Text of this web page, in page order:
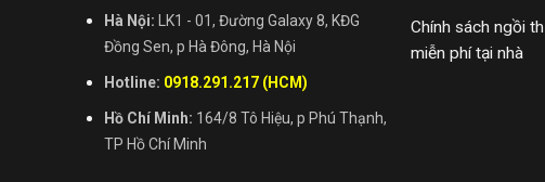
Lines : là những thanh màu sắc có chiều dài 28cm.
Canvas: là những tấm vuông màu sắc có cạnh
Tất cả các loại đèn Nanoleaf
1 là set chính bao gồm các miếng và nguồn, bộ
từ5.190.000
Hà Nội:
LK1 - 01, Đường Galaxy 8, KĐG
Đồng Sen, p Hà Đông, Hà Nội
Hotline: 0918.291.217 (HCM)
Hồ Chí Minh: 164/8 Tô Hiệu, p Phú Thạnh,
TP Hồ Chí Minh
Chính sách ngồi
miễn phí tại nhà